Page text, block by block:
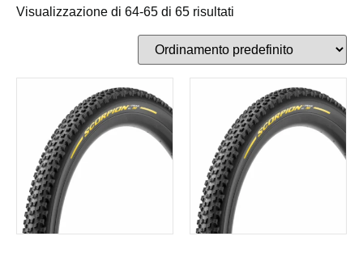
Visualizzazione di 64-65 di 65 risultati